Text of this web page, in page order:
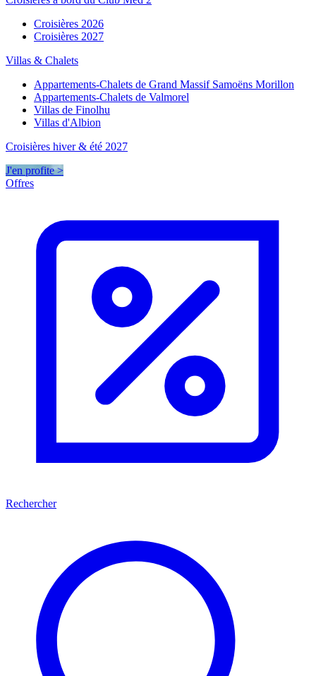
Croisières 2026
Croisières 2027
Villas & Chalets
Appartements-Chalets de Grand Massif Samoëns Morillon
Appartements-Chalets de Valmorel
Villas de Finolhu
Villas d'Albion
Croisières hiver & été 2027
J'en profite >
Offres
Rechercher